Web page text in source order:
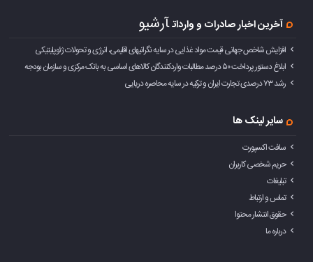
آخرین اخبار صادرات و واردات آرشیو
افزایش شاخص جهانی قیمت مواد غذایی در سایه نگرانیهای اقلیمی، انرژی و تحولات ژئوپلیتیکی
ابلاغ دستور پرداخت ۵۰ درصد مطالبات واردکنندگان کالاهای اساسی به بانک مرکزی و سازمان بودجه
رشد ۷۳ درصدی تجارت ایران و ترکیه در سایه محاصره دریایی
سایر لینک ها
سافت اکسپورت
حریم شخصی کاربران
تبلیغات
تماس و ارتباط
حقوق انتشار محتوا
درباره ما